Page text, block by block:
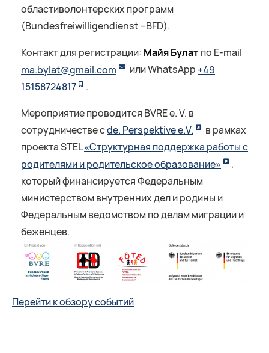
областиволонтерских программ
(Bundesfreiwilligendienst –BFD).
Контакт для регистрации: Майя Булатпо E-mail
ma.bylat@gmail.com
или WhatsApp +49
15158724817
.
Мероприятие проводится BVRE e. V. в
сотрудничестве сde. Perspektive e.V.
в рамках
проекта STEL«Структурная поддержка работы с
родителями и родительское образование»
,
который финансируется Федеральным
министерством внутренних дел и родины и
Федеральным ведомством по делам миграции и
беженцев.
Перейти к обзору событий